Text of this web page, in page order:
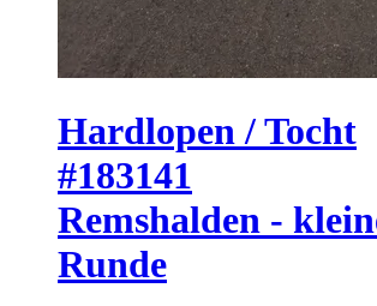
Hardlopen / Tocht
#183141
Remshalden -
Runde